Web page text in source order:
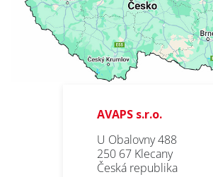
AVAPS s.r.o.
U Obalovny 488
250 67 Klecany
Česká republika